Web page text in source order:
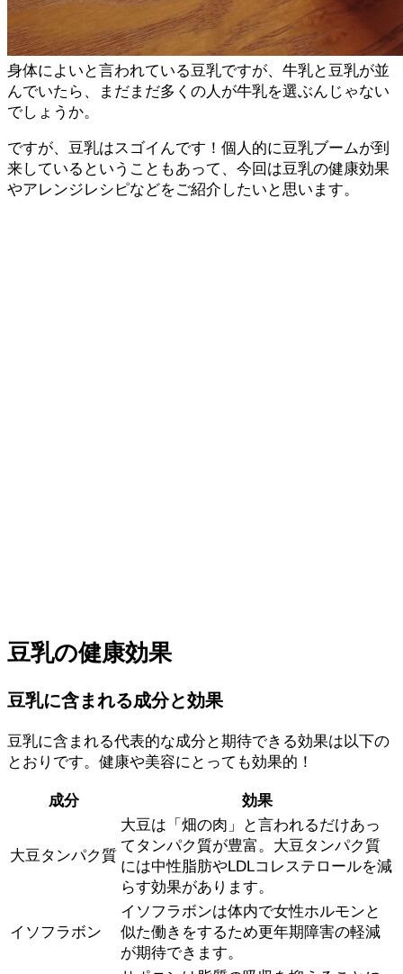
身体によいと言われている豆乳ですが、牛乳と豆乳が並
んでいたら、まだまだ多くの人が牛乳を選ぶんじゃない
でしょうか。
ですが、豆乳はスゴイんです！個人的に豆乳ブームが到
来しているということもあって、今回は豆乳の健康効果
やアレンジレシピなどをご紹介したいと思います。
豆乳の健康効果
豆乳に含まれる成分と効果
豆乳に含まれる代表的な成分と期待できる効果は以下の
とおりです。健康や美容にとっても効果的！
成分 効果
大豆タンパク質
大豆は「畑の肉」と言われるだけあっ
てタンパク質が豊富。大豆タンパク質
には中性脂肪やLDLコレステロールを減
らす効果があります。
イソフラボン
イソフラボンは体内で女性ホルモンと
似た働きをするため更年期障害の軽減
が期待できます。